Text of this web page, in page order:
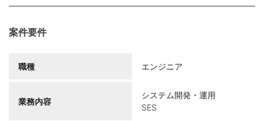
案件要件
職種 エンジニア
業務内容
システム開発・運用
SES